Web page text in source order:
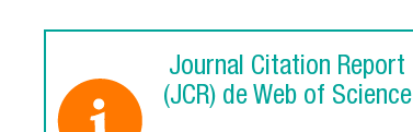
Journal Citation Report
(JCR) de Web of Science